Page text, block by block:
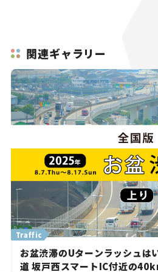
関連ギャラリー
Traffic
お盆渋滞のUターンラッシュは
道 坂戸西スマートIC付近の